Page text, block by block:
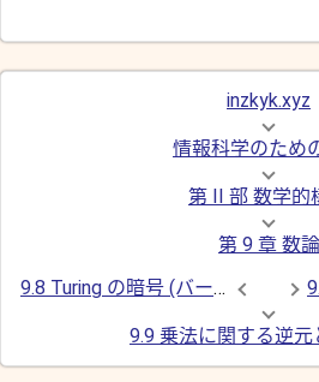
inzkyk.xyz
情報科学のため
第 II 部 数学的
第 9 章 数論
9.8 Turing の暗号 (バージョン 2.0)
9.9 乗法に関する逆元